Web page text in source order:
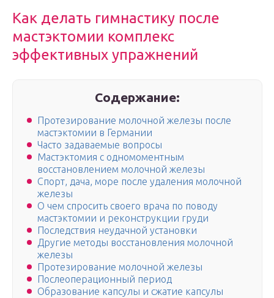
Как делать гимнастику после
мастэктомии комплекс
эффективных упражнений
Содержание:
Протезирование молочной железы после
мастэктомии в Германии
Часто задаваемые вопросы
Мастэктомия с одномоментным
восстановлением молочной железы
Спорт, дача, море после удаления молочной
железы
О чем спросить своего врача по поводу
мастэктомии и реконструкции груди
Последствия неудачной установки
Другие методы восстановления молочной
железы
Протезирование молочной железы
Послеоперационный период
Образование капсулы и сжатие капсулы